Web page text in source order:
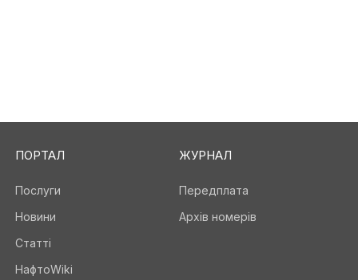
ПОРТАЛ
Послуги
Новини
Статті
НафтоWiki
ЖУРНАЛ
Передплата
Архів номерів